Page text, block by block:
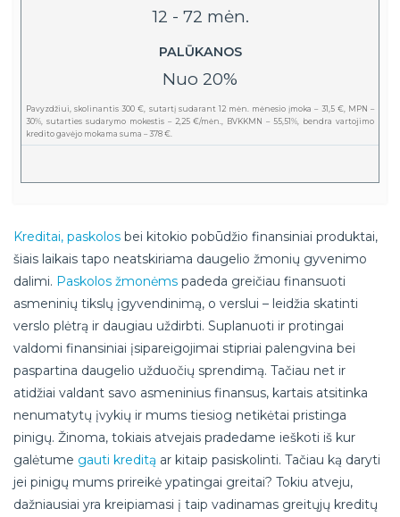
12 - 72 mėn.
PALŪKANOS
Nuo 20%
Pavyzdžiui, skolinantis 300 €, sutartį sudarant 12 mėn. mėnesio įmoka – 31,5 €, MPN –
30%, sutarties sudarymo mokestis – 2,25 €/mėn., BVKKMN – 55,51%, bendra vartojimo
kredito gavėjo mokama suma – 378 €.
Kreditai, paskolos bei kitokio pobūdžio finansiniai produktai,
šiais laikais tapo neatskiriama daugelio žmonių gyvenimo
dalimi. Paskolos žmonėms padeda greičiau finansuoti
asmeninių tikslų įgyvendinimą, o verslui – leidžia skatinti
verslo plėtrą ir daugiau uždirbti. Suplanuoti ir protingai
valdomi finansiniai įsipareigojimai stipriai palengvina bei
paspartina daugelio užduočių sprendimą. Tačiau net ir
atidžiai valdant savo asmeninius finansus, kartais atsitinka
nenumatytų įvykių ir mums tiesiog netikėtai pristinga
pinigų. Žinoma, tokiais atvejais pradedame ieškoti iš kur
galėtume gauti kreditą ar kitaip pasiskolinti. Tačiau ką daryti
jei pinigų mums prireikė ypatingai greitai? Tokiu atveju,
dažniausiai yra kreipiamasi į taip vadinamas greitųjų kreditų